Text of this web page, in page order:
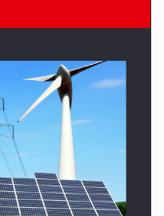
- Technology and…